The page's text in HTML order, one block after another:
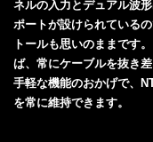
ネルの入力とデュアル波
ポートが設けられている
トールも思いのままです
ば、常にケーブルを抜き
手軽な機能のおかげで、
を常に維持できます。